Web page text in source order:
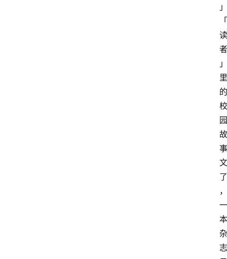
」
「
读
者
」
里
的
校
园
故
事
文
了
，
一
本
杂
志